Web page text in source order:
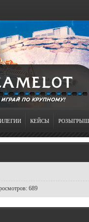
КЕЙСЫ РОЗЫГРЫШ
689